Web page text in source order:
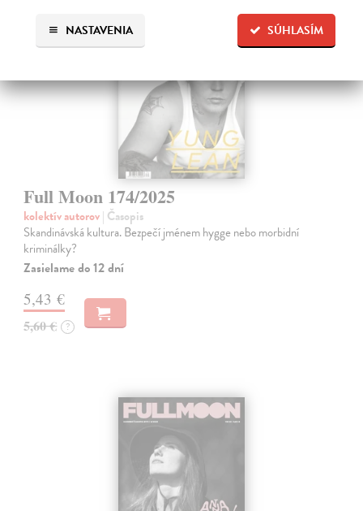
SÚHLASÍM
NASTAVENIA
Full Moon 174/2025
kolektív autorov| Časopis
Skandinávská kultura. Bezpečí jménem hygge nebo morbidní
kriminálky?
Zasielame do 12 dní
5,43 €
5,60 € ?